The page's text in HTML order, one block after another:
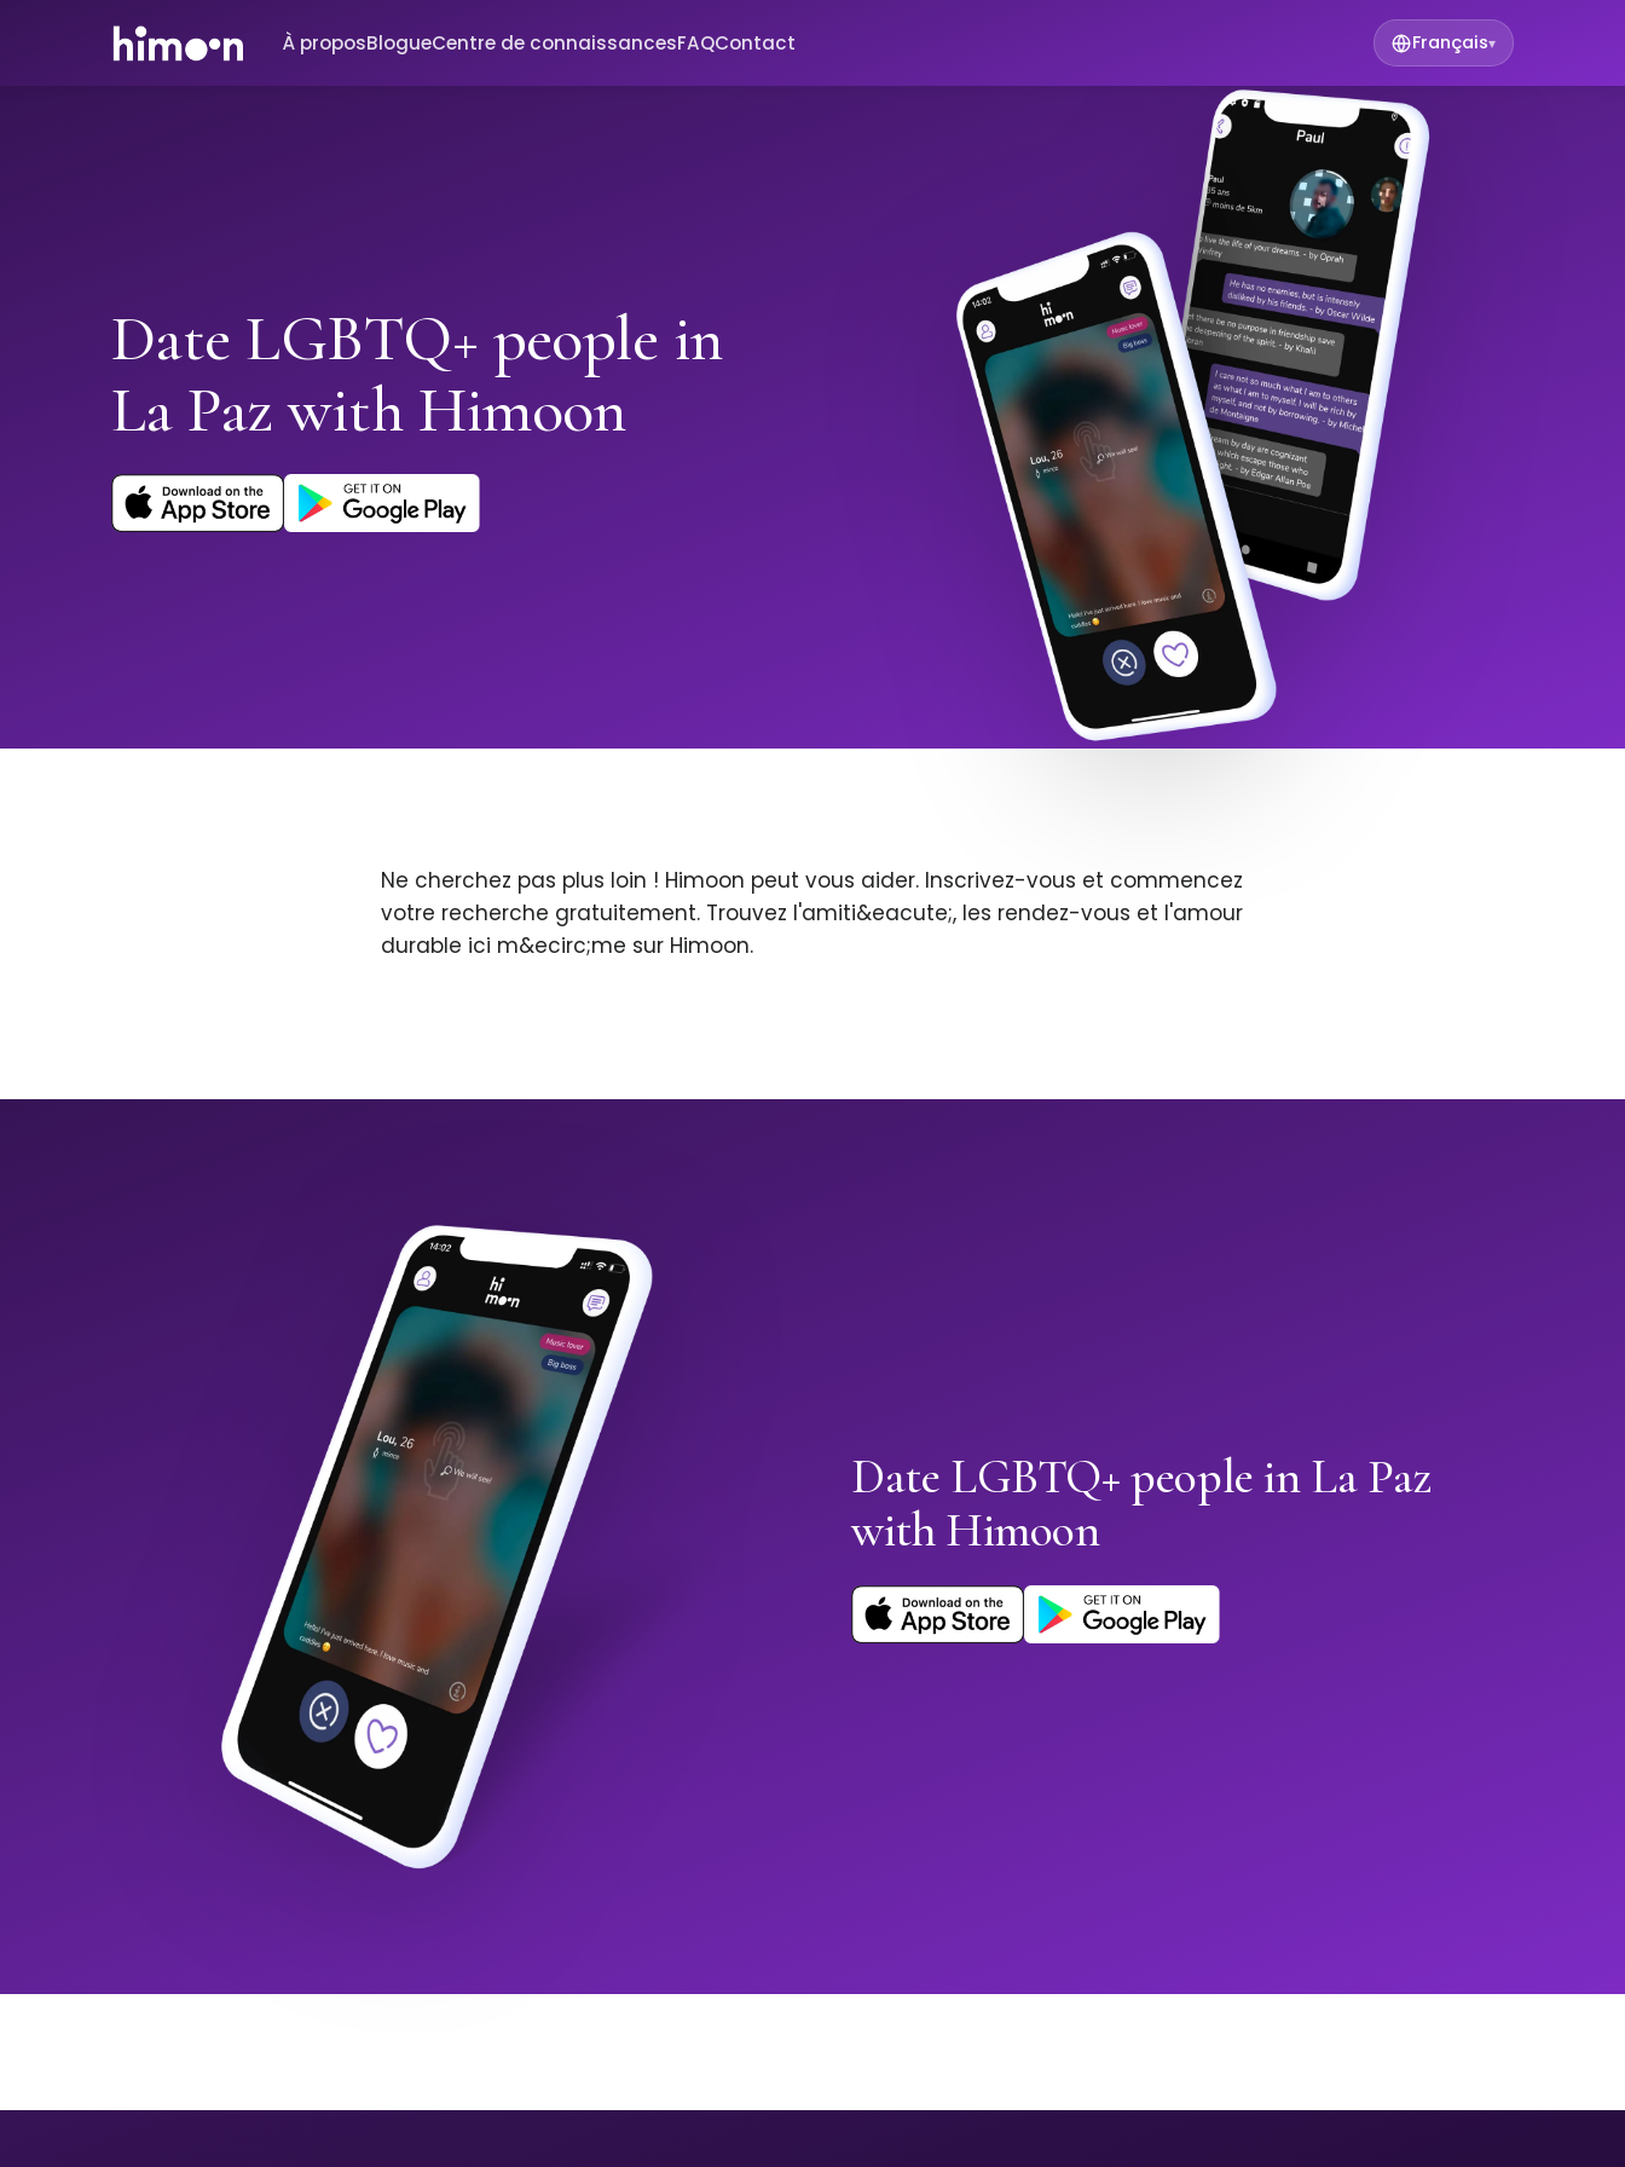
À proposBlogueCentre de connaissancesFAQContact Français▾
Date LGBTQ+ people in
La Paz with Himoon
Ne cherchez pas plus loin ! Himoon peut vous aider. Inscrivez-vous et commencez
votre recherche gratuitement. Trouvez l'amiti&eacute;, les rendez-vous et l'amour
durable ici m&ecirc;me sur Himoon.
Date LGBTQ+ people in La Paz
with Himoon